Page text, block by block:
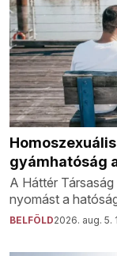
gyámhatóság
A Háttér
nyomást a
BELFÖLD2026. aug. 5.